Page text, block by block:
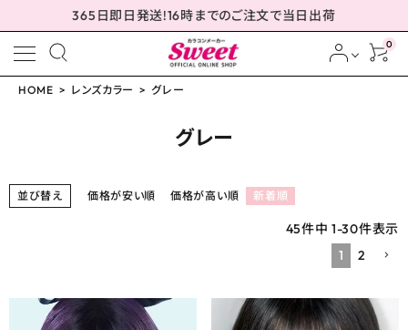
365日即日発送!16時までのご注文で当日出荷
0
meeting_room ログイン person
お支払い方法について
HOME レンズカラー グレー
グレー
並び替え 価格が安い順 価格が高い順 新着順
45件中 1-30件表示
1
2